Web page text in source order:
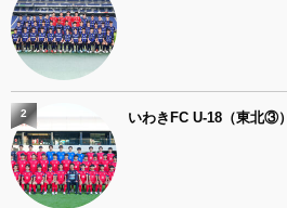
いわきFC U-18（東北③）
2